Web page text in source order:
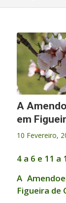
A
em
10 Fevereiro,
4 a 6 e 11 a
A
Figueira de